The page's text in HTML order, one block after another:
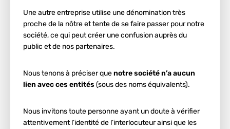
Une autre entreprise utilise une dénomination très
proche de la nôtre et tente de se faire passer pour notre
société, ce qui peut créer une confusion auprès du
public et de nos partenaires.
Nous tenons à préciser quenotre société n’a aucun
lien avec ces entités (sous des noms équivalents).
Nous invitons toute personne ayant un doute à vérifier
attentivement l’identité de l’interlocuteur ainsi que les
Étape 1
Votre projet
Soyaux